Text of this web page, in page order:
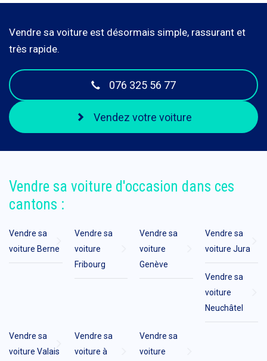
Vendre sa voiture est désormais simple, rassurant et
très rapide.
076 325 56 77
Vendez votre voiture
Vendre sa voiture d'occasion dans ces
cantons :
Vendre sa
voiture Berne
Vendre sa
voiture
Fribourg
Vendre sa
voiture
Genève
Vendre sa
voiture Jura
Vendre sa
voiture
Neuchâtel
Vendre sa
voiture Valais
Vendre sa
voiture à
Vendre sa
voiture